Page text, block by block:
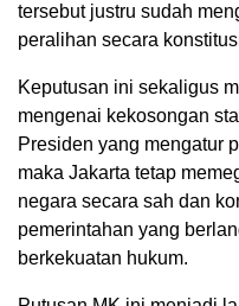
tersebut justru sudah
peralihan secara
Keputusan ini sekaligus
mengenai kekosongan
Presiden yang mengatur
maka Jakarta tetap
negara secara sah dan
pemerintahan yang
berkekuatan hukum.